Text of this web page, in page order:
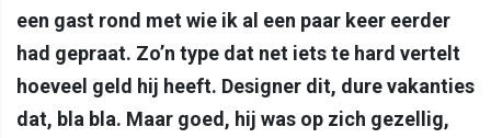
een gast rond met wie ik al een paar keer eerder
had gepraat. Zo’n type dat net iets te hard vertelt
hoeveel geld hij heeft. Designer dit, dure vakanties
dat, bla bla. Maar goed, hij was op zich gezellig,